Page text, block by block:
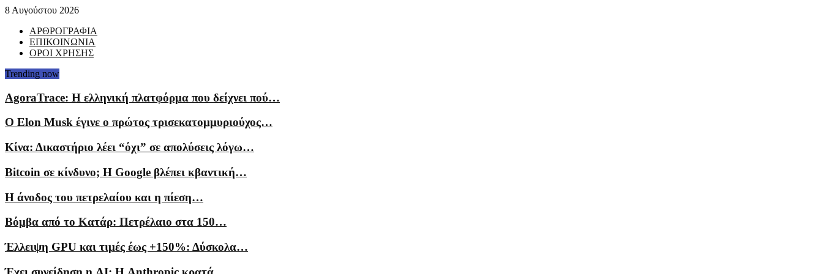
8 Αυγούστου 2026
ΑΡΘΡΟΓΡΑΦΙΑ
ΕΠΙΚΟΙΝΩΝΙΑ
ΟΡΟΙ ΧΡΗΣΗΣ
Trending now
AgoraTrace: Η ελληνική πλατφόρμα που δείχνει πού…
Ο Elon Musk έγινε ο πρώτος τρισεκατομμυριούχος…
Κίνα: Δικαστήριο λέει “όχι” σε απολύσεις λόγω…
Bitcoin σε κίνδυνο; Η Google βλέπει κβαντική…
Η άνοδος του πετρελαίου και η πίεση…
Βόμβα από το Κατάρ: Πετρέλαιο στα 150…
Έλλειψη GPU και τιμές έως +150%: Δύσκολα…